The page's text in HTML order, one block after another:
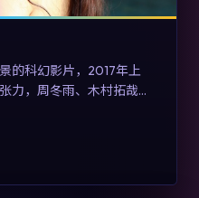
的科幻影片，2017年上
力，周冬雨、木村拓哉与
面在真实历史背景下虚构
风格与演员阵容的观众具